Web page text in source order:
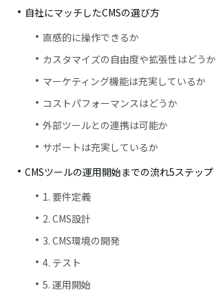
自社にマッチしたCMSの選び方
直感的に操作できるか
カスタマイズの自由度や拡張性はどうか
マーケティング機能は充実しているか
コストパフォーマンスはどうか
外部ツールとの連携は可能か
サポートは充実しているか
CMSツールの運用開始までの流れ5ステップ
1. 要件定義
2. CMS設計
3. CMS環境の開発
4. テスト
5. 運用開始